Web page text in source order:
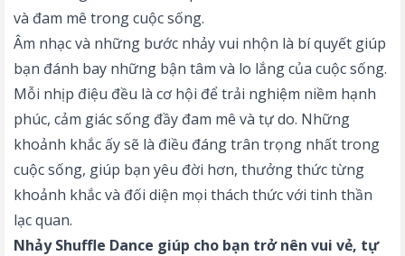
và đam mê trong cuộc sống.
Âm nhạc và những bước nhảy vui nhộn là bí quyết giúp
bạn đánh bay những bận tâm và lo lắng của cuộc sống.
Mỗi nhịp điệu đều là cơ hội để trải nghiệm niềm hạnh
phúc, cảm giác sống đầy đam mê và tự do. Những
khoảnh khắc ấy sẽ là điều đáng trân trọng nhất trong
cuộc sống, giúp bạn yêu đời hơn, thưởng thức từng
khoảnh khắc và đối diện mọi thách thức với tinh thần
lạc quan.
Nhảy Shuffle Dance giúp cho bạn trở nên vui vẻ, tự